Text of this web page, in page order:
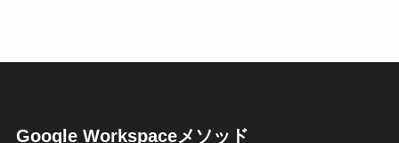
Google Workspaceメソッド